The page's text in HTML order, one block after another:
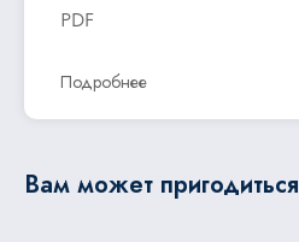
PDF
Подробнее
Вам может пригодиться